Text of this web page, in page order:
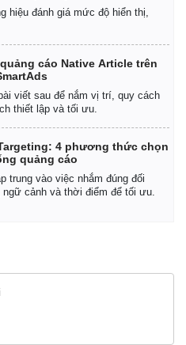
hiệu đánh giá mức độ hiển thị,
cáo Native Article trên
viết sau để nắm vị trí, quy cách
thiết lập và tối ưu.
4 phương thức chọn
quảng cáo
trung vào việc nhắm đúng đối
cảnh và thời điểm để tối ưu.